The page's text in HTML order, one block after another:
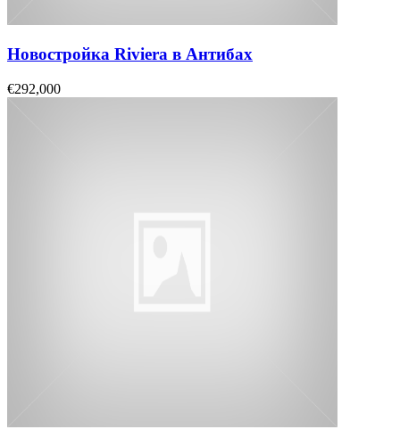
Новостройка Riviera в Антибах
€292,000